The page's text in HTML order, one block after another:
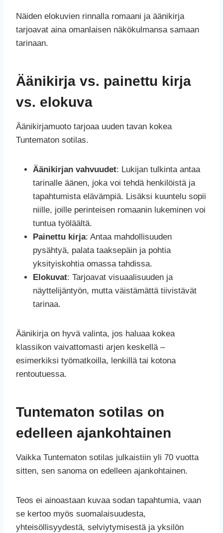
Näiden elokuvien rinnalla romaani ja äänikirja
tarjoavat aina omanlaisen näkökulmansa samaan
tarinaan.
Äänikirja vs. painettu kirja
vs. elokuva
Äänikirjamuoto tarjoaa uuden tavan kokea
Tuntematon sotilas.
Äänikirjan vahvuudet: Lukijan tulkinta antaa
tarinalle äänen, joka voi tehdä henkilöistä ja
tapahtumista elävämpiä. Lisäksi kuuntelu sopii
niille, joille perinteisen romaanin lukeminen voi
tuntua työläältä.
Painettu kirja: Antaa mahdollisuuden
pysähtyä, palata taaksepäin ja pohtia
yksityiskohtia omassa tahdissa.
Elokuvat: Tarjoavat visuaalisuuden ja
näyttelijäntyön, mutta väistämättä tiivistävät
tarinaa.
Äänikirja on hyvä valinta, jos haluaa kokea
klassikon vaivattomasti arjen keskellä –
esimerkiksi työmatkoilla, lenkillä tai kotona
rentoutuessa.
Tuntematon sotilas on
edelleen ajankohtainen
Vaikka Tuntematon sotilas julkaistiin yli 70 vuotta
sitten, sen sanoma on edelleen ajankohtainen.
Teos ei ainoastaan kuvaa sodan tapahtumia, vaan
se kertoo myös suomalaisuudesta,
yhteisöllisyydestä, selviytymisestä ja yksilön